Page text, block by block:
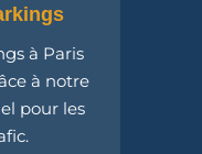
à Paris
à notre
pour les